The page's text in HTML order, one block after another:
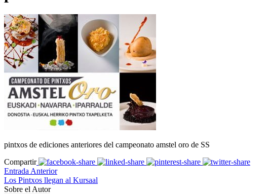
pintxos de ediciones anteriores del campeonato amstel oro de SS
Compartir
Entrada Anterior
Los Pintxos llegan al Kursaal
Sobre el Autor